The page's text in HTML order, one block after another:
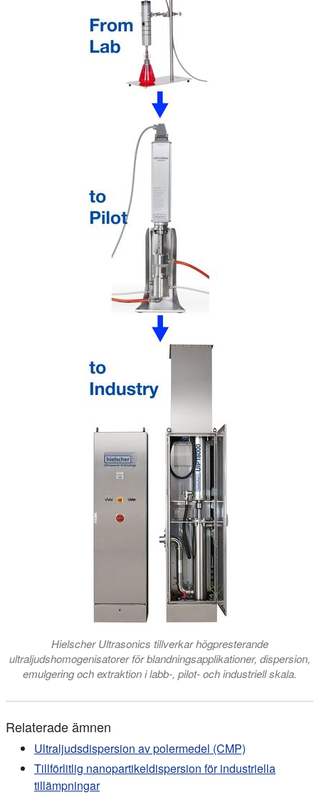
Hielscher Ultrasonics tillverkar högpresterande
ultraljudshomogenisatorer för blandningsapplikationer, dispersion,
emulgering och extraktion i labb-, pilot- och industriell skala.
Relaterade ämnen
Ultraljudsdispersion av polermedel (CMP)
Tillförlitlig nanopartikeldispersion för industriella
tillämpningar